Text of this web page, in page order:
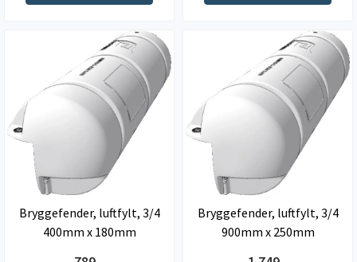
Bryggefender, luftfylt, 3/4
400mm x 180mm
Bryggefender, luftfylt, 3/4
900mm x 250mm